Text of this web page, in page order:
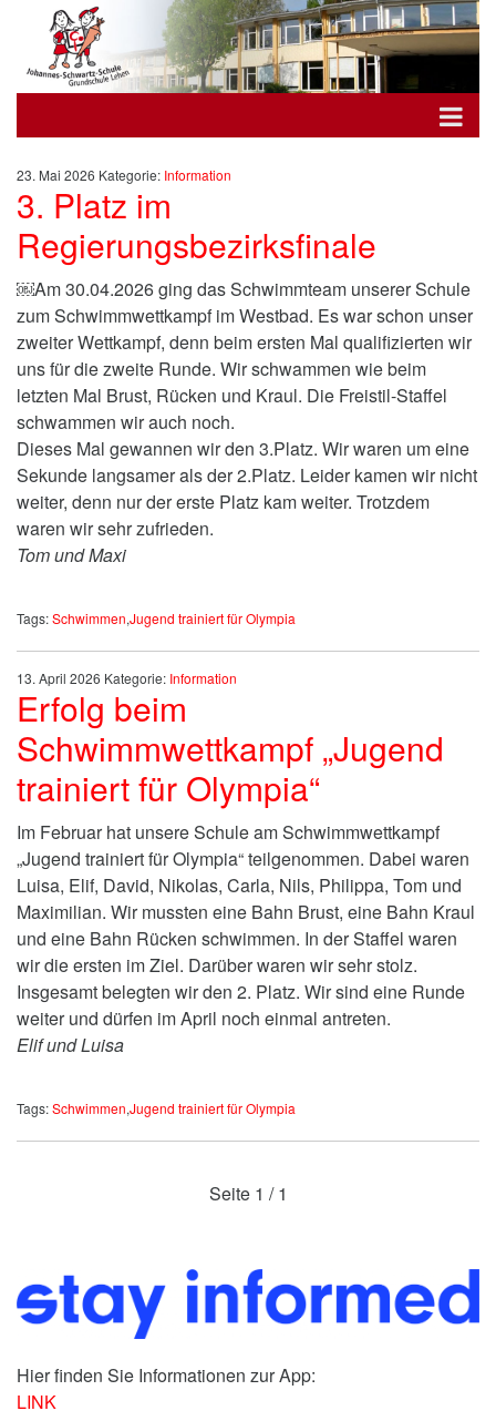
23. Mai 2026 Kategorie: Information
3. Platz im
Regierungsbezirksfinale
￼Am 30.04.2026 ging das Schwimmteam unserer Schule
zum Schwimmwettkampf im Westbad. Es war schon unser
zweiter Wettkampf, denn beim ersten Mal qualifizierten wir
uns für die zweite Runde. Wir schwammen wie beim
letzten Mal Brust, Rücken und Kraul. Die Freistil-Staffel
schwammen wir auch noch.
Dieses Mal gewannen wir den 3.Platz. Wir waren um eine
Sekunde langsamer als der 2.Platz. Leider kamen wir nicht
weiter, denn nur der erste Platz kam weiter. Trotzdem
waren wir sehr zufrieden.
Tom und Maxi
Tags:Schwimmen,Jugend trainiert für Olympia
13. April 2026 Kategorie: Information
Erfolg beim
Schwimmwettkampf „Jugend
trainiert für Olympia“
Im Februar hat unsere Schule am Schwimmwettkampf
„Jugend trainiert für Olympia“ teilgenommen. Dabei waren
Luisa, Elif, David, Nikolas, Carla, Nils, Philippa, Tom und
Maximilian. Wir mussten eine Bahn Brust, eine Bahn Kraul
und eine Bahn Rücken schwimmen. In der Staffel waren
wir die ersten im Ziel. Darüber waren wir sehr stolz.
Insgesamt belegten wir den 2. Platz. Wir sind eine Runde
weiter und dürfen im April noch einmal antreten.
Elif und Luisa
Tags:Schwimmen,Jugend trainiert für Olympia
Seite1 / 1
Hier finden Sie Informationen zur App:
LINK